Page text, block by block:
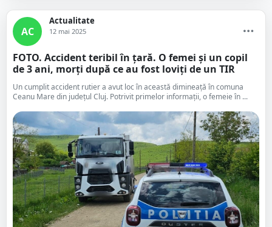
AC
Actualitate
12 mai 2025
FOTO. Accident teribil în țară. O femei și un copil
de 3 ani, morți după ce au fost loviți de un TIR
Un cumplit accident rutier a avut loc în această dimineață în comuna
Ceanu Mare din județul Cluj. Potrivit primelor informații, o femeie în ...